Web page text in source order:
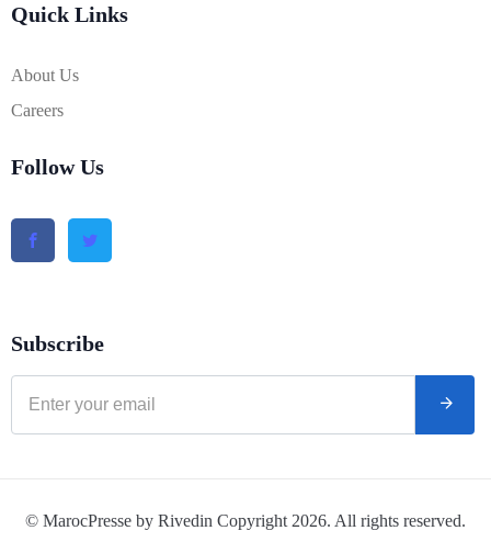
Quick Links
About Us
Careers
Follow Us
Subscribe
© MarocPresse by Rivedin Copyright 2026. All rights reserved.